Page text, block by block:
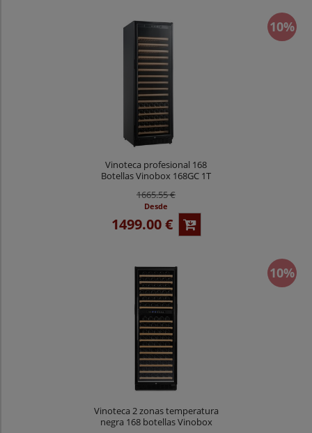
10%
Vinoteca profesional 168
Botellas Vinobox 168GC 1T
1665.55 €
Desde
1499.00 €
10%
Vinoteca 2 zonas temperatura
negra 168 botellas Vinobox